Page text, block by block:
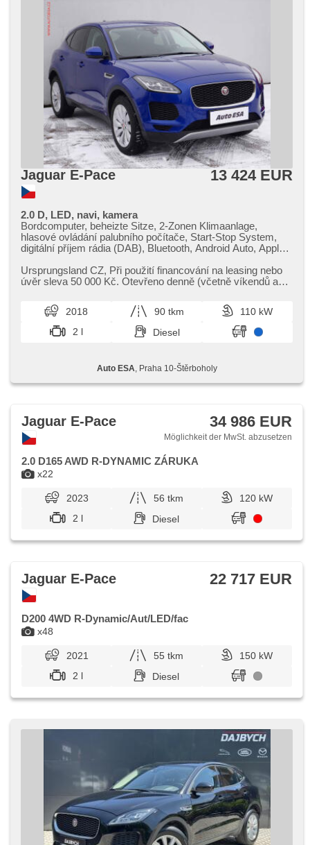
Jaguar E-Pace 13 424 EUR
2.0 D, LED, navi, kamera
Bordcomputer, beheizte Sitze, 2-Zonen Klimaanlage,
hlasové ovládání palubního počítače, Start-Stop System,
digitální příjem rádia (DAB), Bluetooth, Android Auto, Apple
Seitenscheiben, Klimaautomatik, Tempomat, Lenkrad
einstellbar, Navigation, Multifunktionslenkrad, Getönte
Kofferraums, Handgetriebe, El. Spiegel, beheizte Spiegel,
Servolenkung, Zentralverriegelung mit Funkfernbedienung,
Elektronisches Stabilitätsprogramm (ESP), El. Klappspiegel,
Heck LED Leuchte, Schaltflutlicht, Reifendrucksensor,
elektronická ruční brzda, Wegfahrsperre, 6x Airbag
Ursprungsland CZ,​ Při použití financování na leasing nebo
úvěr sleva 50 000 Kč. Otevřeno denně (včetně víkendů a
2018 90 tkm
110 kW
2 l
Diesel
Auto ESA , Praha 10-Štěrboholy
x22
Jaguar E-Pace 34 986 EUR
Möglichkeit der MwSt. abzusetzen
2.0 D165 AWD R-DYNAMIC ZÁRUKA
2023 56 tkm
120 kW
2 l
Diesel
x48
Jaguar E-Pace 22 717 EUR
D200 4WD R-Dynamic/Aut/LED/fac
2021 55 tkm
150 kW
2 l
Diesel